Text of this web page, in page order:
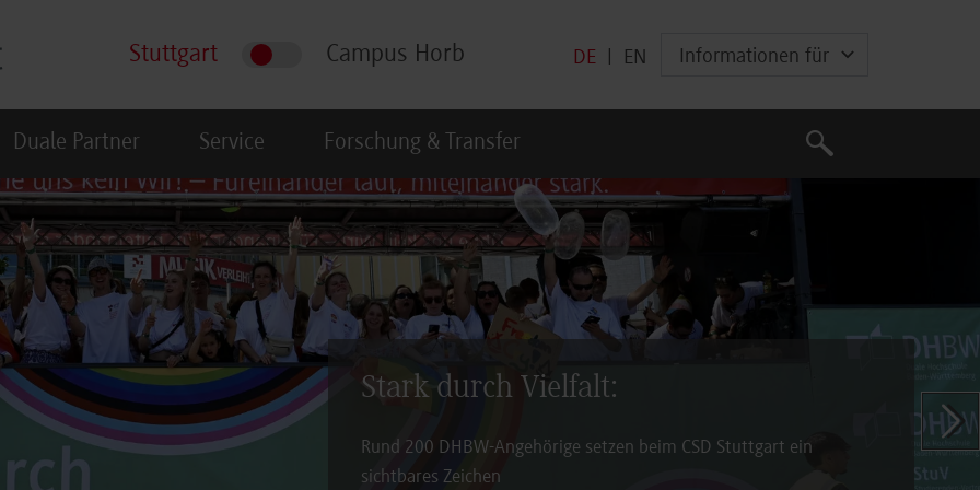
Stuttgart Campus Horb DE EN Informationen für
Duale Partner Service Forschung & Transfer
Suche
Suche
Stark durch Vielfalt:
Rund 200 DHBW-Angehörige setzen beim CSD Stuttgart ein
sichtbares Zeichen
Zeige